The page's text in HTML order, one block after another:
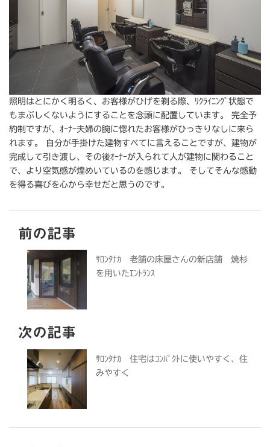
照明はとにかく明るく、お客様がひげを剃る際、ﾘｸﾗｲﾆﾝｸﾞ状態で
もまぶしくないようにすることを念頭に配置しています。 完全予
約制ですが、ｵｰﾅｰ夫婦の腕に惚れたお客様がひっきりなしに来ら
れます。 自分が手掛けた建物すべてに言えることですが、建物が
完成して引き渡し、その後ｵｰﾅｰが入られて人が建物に関わること
で、より空気感が煌めいているのを感じます。 そしてそんな感動
を得る喜びを心から幸せだと思うのです。
前の記事
ｻﾛﾝﾀﾅｶ 老舗の床屋さんの新店舗 焼杉
を用いたｴﾝﾄﾗﾝｽ
次の記事
ｻﾛﾝﾀﾅｶ 住宅はｺﾝﾊﾟｸﾄに使いやすく、住
みやすく